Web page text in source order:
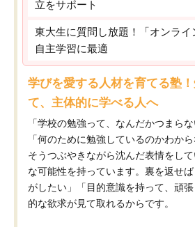
立をサポート
東大生に質問し放題！「オンライ
自主学習に最適
学びを愛する人材を育てる塾
て、主体的に学べる人へ
「学校の勉強って、なんだかつまらな
「何のために勉強しているのかわから
そうつぶやきながら沈んだ表情をし
な可能性を持っています。裏を返せ
がしたい」「目的意識を持って、頑
的な欲求が見て取れるからです。